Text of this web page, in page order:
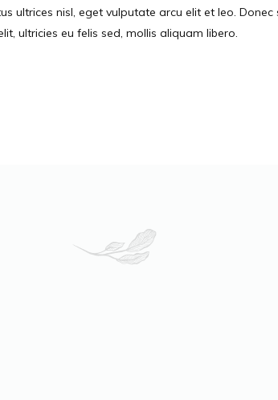
ultrices nisl, eget vulputate arcu elit et leo.
ultricies eu felis sed, mollis aliquam libero.